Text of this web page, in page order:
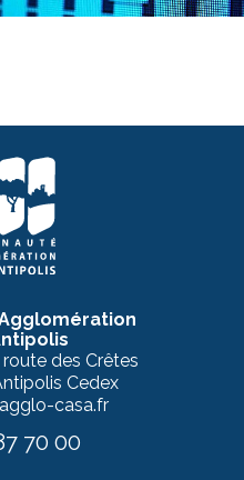
des Crêtes
Cedex
casa.fr
70 00